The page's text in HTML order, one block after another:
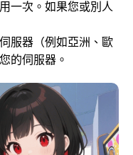
一次。如果您或別人
服器（例如亞洲、歐
的伺服器。